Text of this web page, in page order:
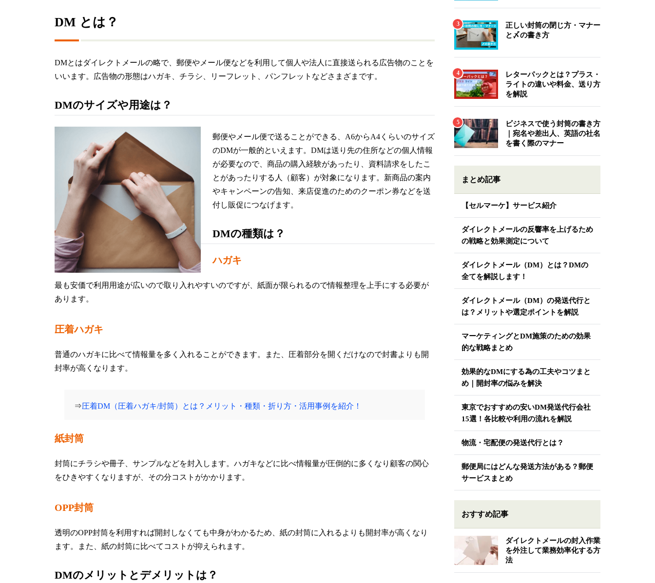
DM とは？
DMとはダイレクトメールの略で、郵便やメール便などを利用して個人や法人に直接送られる広告物のことを
いいます。広告物の形態はハガキ、チラシ、リーフレット、パンフレットなどさまざまです。
DMのサイズや用途は？
郵便やメール便で送ることができる、A6からA4くらいのサイズ
のDMが一般的といえます。DMは送り先の住所などの個人情報
が必要なので、商品の購入経験があったり、資料請求をしたこ
とがあったりする人（顧客）が対象になります。新商品の案内
やキャンペーンの告知、来店促進のためのクーポン券などを送
付し販促につなげます。
DMの種類は？
ハガキ
最も安価で利用用途が広いので取り入れやすいのですが、紙面が限られるので情報整理を上手にする必要が
あります。
圧着ハガキ
普通のハガキに比べて情報量を多く入れることができます。また、圧着部分を開くだけなので封書よりも開
封率が高くなります。
⇒圧着DM（圧着ハガキ/封筒）とは？メリット・種類・折り方・活用事例を紹介！
紙封筒
封筒にチラシや冊子、サンプルなどを封入します。ハガキなどに比べ情報量が圧倒的に多くなり顧客の関心
をひきやすくなりますが、その分コストがかかります。
OPP封筒
透明のOPP封筒を利用すれば開封しなくても中身がわかるため、紙の封筒に入れるよりも開封率が高くなり
ます。また、紙の封筒に比べてコストが抑えられます。
DMのメリットとデメリットは？
正しい封筒の閉じ方・マナー
と〆の書き方
レターパックとは？プラス・
ライトの違いや料金、送り方
を解説
ビジネスで使う封筒の書き方
｜宛名や差出人、英語の社名
を書く際のマナー
まとめ記事
【セルマーケ】サービス紹介
ダイレクトメールの反響率を上げるため
の戦略と効果測定について
ダイレクトメール（DM）とは？DMの
全てを解説します！
ダイレクトメール（DM）の発送代行と
は？メリットや選定ポイントを解説
マーケティングとDM施策のための効果
的な戦略まとめ
効果的なDMにする為の工夫やコツまと
め｜開封率の悩みを解決
東京でおすすめの安いDM発送代行会社
15選！各比較や利用の流れを解説
物流・宅配便の発送代行とは？
郵便局にはどんな発送方法がある？郵便
サービスまとめ
おすすめ記事
ダイレクトメールの封入作業
を外注して業務効率化する方
法